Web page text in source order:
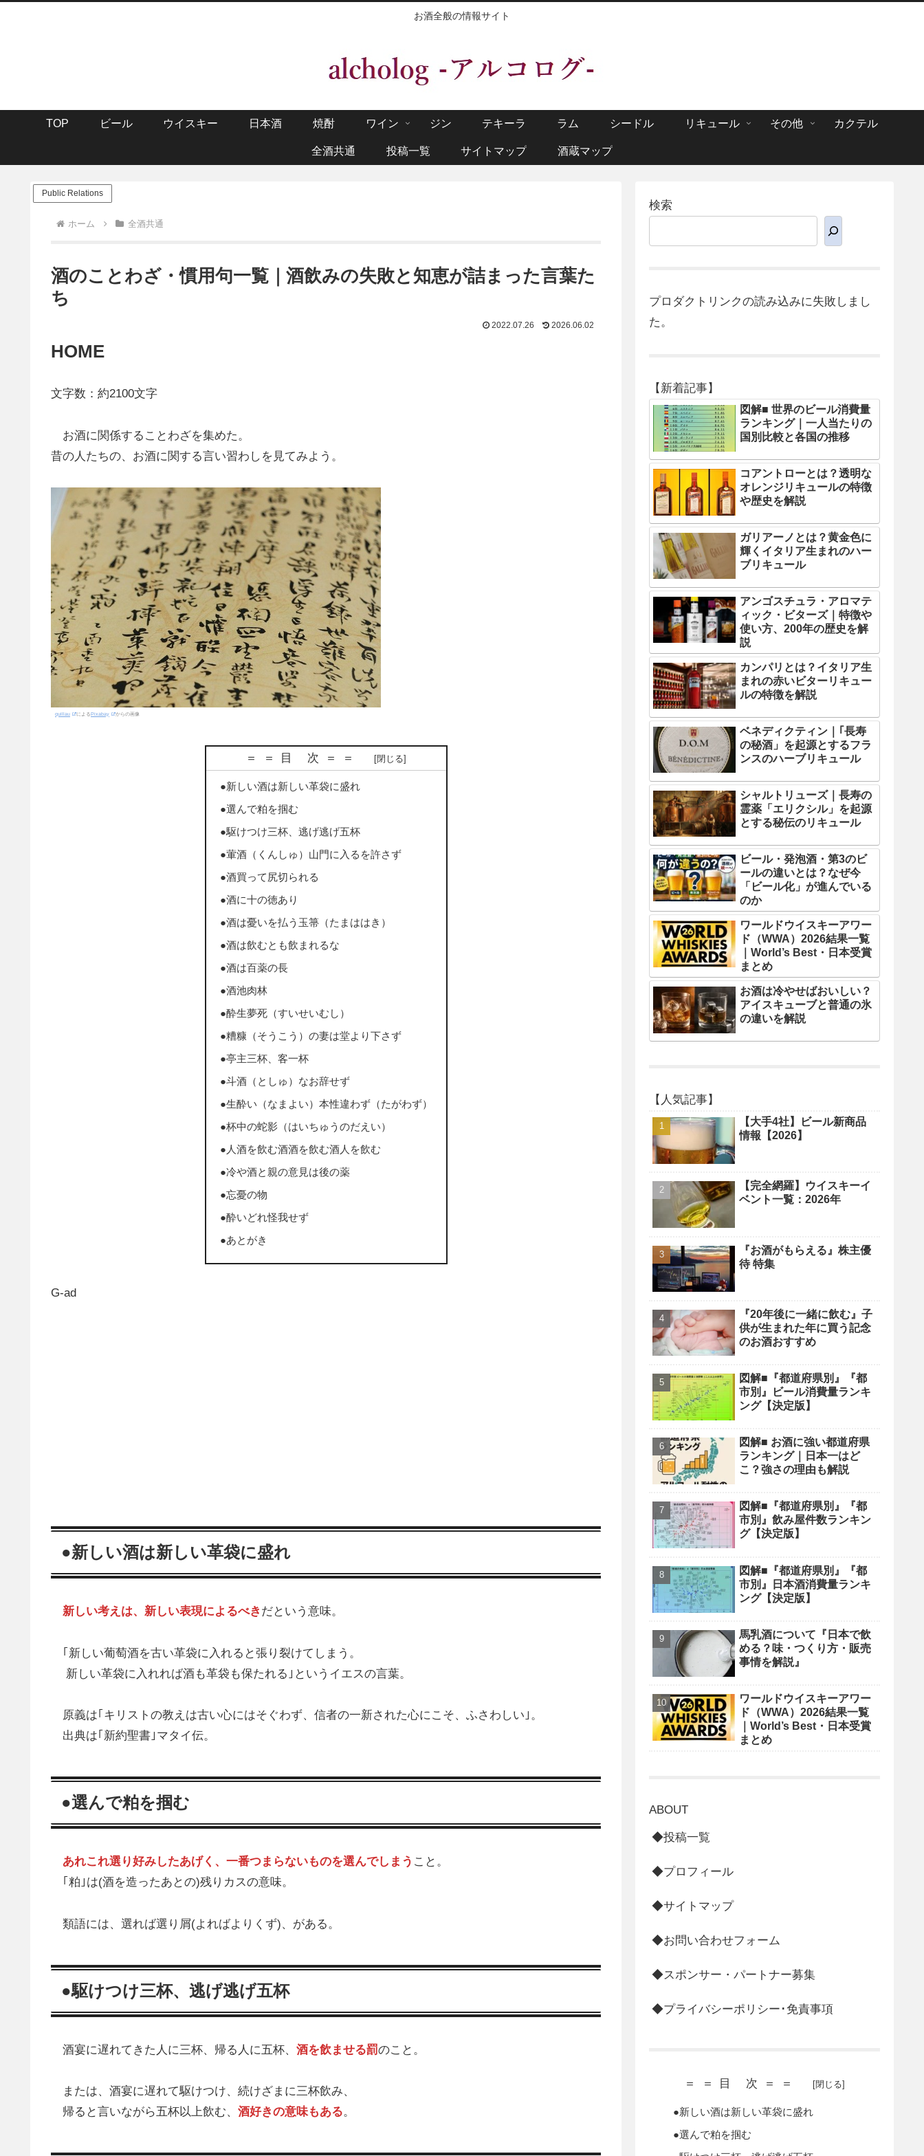
お酒全般の情報サイト
TOP ビール ウイスキー 日本酒 焼酎 ワイン ジン テキーラ ラム シードル リキュール その他 カクテル
全酒共通 投稿一覧 サイトマップ 酒蔵マップ
Public Relations
ホーム 全酒共通
酒のことわざ・慣用句一覧｜酒飲みの失敗と知恵が詰まった言葉た
ち
2022.07.26 2026.06.02
HOME
文字数：約2100文字
お酒に関係することわざを集めた。
昔の人たちの、お酒に関する言い習わしを見てみよう。
quillau によるPixabay からの画像
＝＝目 次＝＝
●新しい酒は新しい革袋に盛れ
●選んで粕を掴む
●駆けつけ三杯、逃げ逃げ五杯
●葷酒（くんしゅ）山門に入るを許さず
●酒買って尻切られる
●酒に十の徳あり
●酒は憂いを払う玉箒（たまははき）
●酒は飲むとも飲まれるな
●酒は百薬の長
●酒池肉林
●酔生夢死（すいせいむし）
●糟糠（そうこう）の妻は堂より下さず
●亭主三杯、客一杯
●斗酒（としゅ）なお辞せず
●生酔い（なまよい）本性違わず（たがわず）
●杯中の蛇影（はいちゅうのだえい）
●人酒を飲む酒酒を飲む酒人を飲む
●冷や酒と親の意見は後の薬
●忘憂の物
●酔いどれ怪我せず
●あとがき
G-ad
●新しい酒は新しい革袋に盛れ
新しい考えは、新しい表現によるべき だという意味。
｢新しい葡萄酒を古い革袋に入れると張り裂けてしまう。
新しい革袋に入れれば酒も革袋も保たれる｣というイエスの言葉。
原義は｢キリストの教えは古い心にはそぐわず、信者の一新された心にこそ、ふさわしい｣。
出典は｢新約聖書｣マタイ伝。
●選んで粕を掴む
あれこれ選り好みしたあげく、一番つまらないものを選んでしまう こと。
｢粕｣は(酒を造ったあとの)残りカスの意味。
類語には、選れば選り屑(よればよりくず)、がある。
●駆けつけ三杯、逃げ逃げ五杯
酒宴に遅れてきた人に三杯、帰る人に五杯、 酒を飲ませる罰のこと。
または、酒宴に遅れて駆けつけ、続けざまに三杯飲み、
帰ると言いながら五杯以上飲む、 酒好きの意味もある。
検索
プロダクトリンクの読み込みに失敗しまし
た。
【新着記事】
図解■ 世界のビール消費量
ランキング｜一人当たりの
国別比較と各国の推移
コアントローとは？透明な
オレンジリキュールの特徴
や歴史を解説
ガリアーノとは？黄金色に
輝くイタリア生まれのハー
ブリキュール
アンゴスチュラ・アロマテ
ィック・ビターズ｜特徴や
使い方、200年の歴史を解
説
カンパリとは？イタリア生
まれの赤いビターリキュー
ルの特徴を解説
ベネディクティン｜｢長寿
の秘酒」を起源とするフラ
ンスのハーブリキュール
シャルトリューズ｜長寿の
霊薬「エリクシル」を起源
とする秘伝のリキュール
ビール・発泡酒・第3のビ
ールの違いとは？なぜ今
「ビール化」が進んでいる
のか
ワールドウイスキーアワー
ド（WWA）2026結果一覧
｜World’s Best・日本受賞
まとめ
お酒は冷やせばおいしい？
アイスキューブと普通の氷
の違いを解説
【人気記事】
【大手4社】ビール新商品
情報【2026】
【完全網羅】ウイスキーイ
ベント一覧：2026年
『お酒がもらえる』株主優
待 特集
『20年後に一緒に飲む』子
供が生まれた年に買う記念
のお酒おすすめ
図解■『都道府県別』『都
市別』ビール消費量ランキ
ング【決定版】
図解■ お酒に強い都道府県
ランキング｜日本一はど
こ？強さの理由も解説
図解■『都道府県別』『都
市別』飲み屋件数ランキン
グ【決定版】
図解■『都道府県別』『都
市別』日本酒消費量ランキ
ング【決定版】
馬乳酒について『日本で飲
める？味・つくり方・販売
事情を解説』
ワールドウイスキーアワー
ド（WWA）2026結果一覧
｜World’s Best・日本受賞
まとめ
ABOUT
◆投稿一覧
◆プロフィール
◆サイトマップ
◆お問い合わせフォーム
◆スポンサー・パートナー募集
◆プライバシーポリシー･免責事項
＝＝目 次＝＝
●新しい酒は新しい革袋に盛れ
●選んで粕を掴む